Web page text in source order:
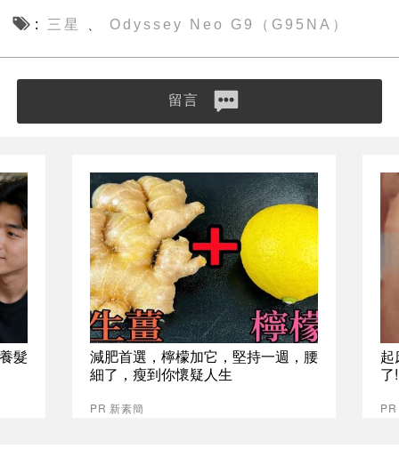
三星 Odyssey Neo G9（G95NA）
留言
髮
減肥首選，檸檬加它，堅持一週，腰
細了，瘦到你懷疑人生
PR 新素簡
起
了